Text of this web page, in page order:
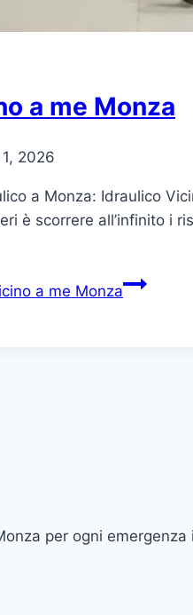
a me Monza
2026
a Monza: Idraulico
è scorrere all’infinito
a me Monza
per ogni